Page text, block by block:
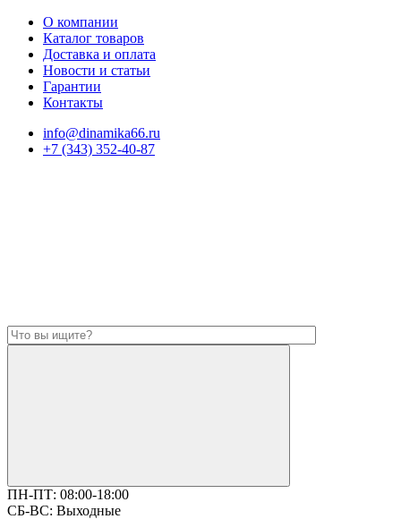
О компании
Каталог товаров
Доставка и оплата
Новости и статьи
Гарантии
Контакты
info@dinamika66.ru
+7 (343) 352-40-87
ПН-ПТ: 08:00-18:00
СБ-ВС: Выходные